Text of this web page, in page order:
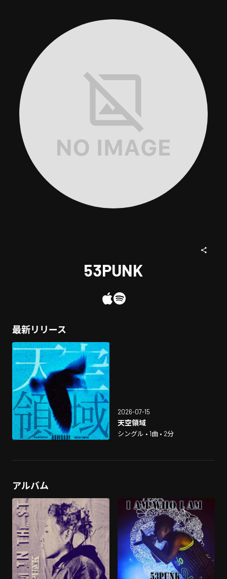
53PUNK
最新リリース
2026-07-15
天空領域
シングル • 1曲 • 2分
アルバム